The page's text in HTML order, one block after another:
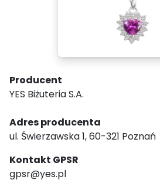
Producent
YES Biżuteria S.A.
Adres producenta
ul. Świerzawska 1, 60-321 Poznań
Kontakt GPSR
gpsr@yes.pl